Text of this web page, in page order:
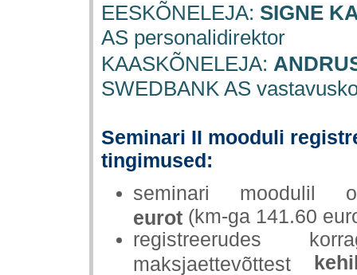
EESKÕNELEJA: SIGNE
AS personalidirektor
KAASKÕNELEJA:
SWEDBANK AS
Seminari II mooduli
tingimused:
seminari moodulil
eurot (km-ga 141.60
registreerudes
maksjaettevõttest